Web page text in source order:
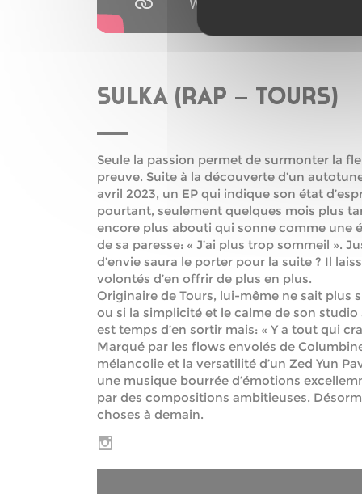
SULKA (RAP – TOURS)
Seule la passion permet de surmonter la
preuve. Suite à la découverte d’un
avril 2023, un EP qui indique son état
pourtant, seulement quelques mois plus
encore plus abouti qui sonne comme une
de sa paresse: « J’ai plus trop sommeil ».
d’envie saura le porter pour la suite ? Il
volontés d’en offrir de plus en plus.
Originaire de Tours, lui-même ne sait plus
ou si la simplicité et le calme de son
est temps d’en sortir mais: « Y a tout qui
Marqué par les flows envolés de
mélancolie et la versatilité d’un Zed Yun
une musique bourrée d’émotions
par des compositions ambitieuses.
choses à demain.